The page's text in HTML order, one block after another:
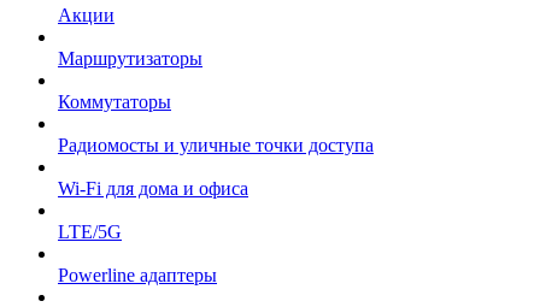
Акции
Маршрутизаторы
Коммутаторы
Радиомосты и уличные точки доступа
Wi-Fi для дома и офиса
LTE/5G
Powerline адаптеры